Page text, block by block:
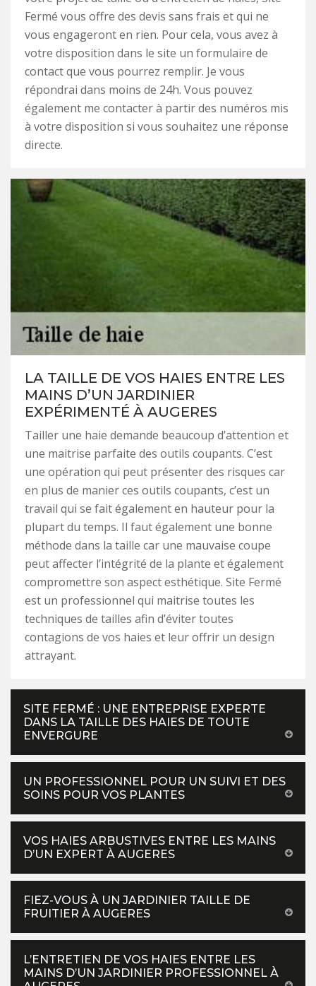
Fermé vous offre des devis sans frais et qui ne
vous engageront en rien. Pour cela, vous avez à
votre disposition dans le site un formulaire de
contact que vous pourrez remplir. Je vous
répondrai dans moins de 24h. Vous pouvez
également me contacter à partir des numéros mis
à votre disposition si vous souhaitez une réponse
directe.
LA TAILLE DE VOS HAIES ENTRE LES
MAINS D’UN JARDINIER
EXPÉRIMENTÉ À AUGERES
Tailler une haie demande beaucoup d’attention et
une maitrise parfaite des outils coupants. C’est
une opération qui peut présenter des risques car
en plus de manier ces outils coupants, c’est un
travail qui se fait également en hauteur pour la
plupart du temps. Il faut également une bonne
méthode dans la taille car une mauvaise coupe
peut affecter l’intégrité de la plante et également
compromettre son aspect esthétique. Site Fermé
est un professionnel qui maitrise toutes les
techniques de tailles afin d’éviter toutes
contagions de vos haies et leur offrir un design
attrayant.
SITE FERMÉ : UNE ENTREPRISE EXPERTE
DANS LA TAILLE DES HAIES DE TOUTE
ENVERGURE
UN PROFESSIONNEL POUR UN SUIVI ET DES
SOINS POUR VOS PLANTES
VOS HAIES ARBUSTIVES ENTRE LES MAINS
D’UN EXPERT À AUGERES
FIEZ-VOUS À UN JARDINIER TAILLE DE
FRUITIER À AUGERES
L’ENTRETIEN DE VOS HAIES ENTRE LES
MAINS D’UN JARDINIER PROFESSIONNEL À